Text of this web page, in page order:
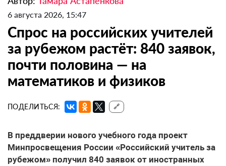
6 августа 2026, 15:47
Спрос на российских учителей
за рубежом растёт: 840 заявок,
почти половина — на
математиков и физиков
ПОДЕЛИТЬСЯ: 🔗
В преддверии нового учебного года проект
Минпросвещения России «Российский учитель за
рубежом» получил 840 заявок от иностранных